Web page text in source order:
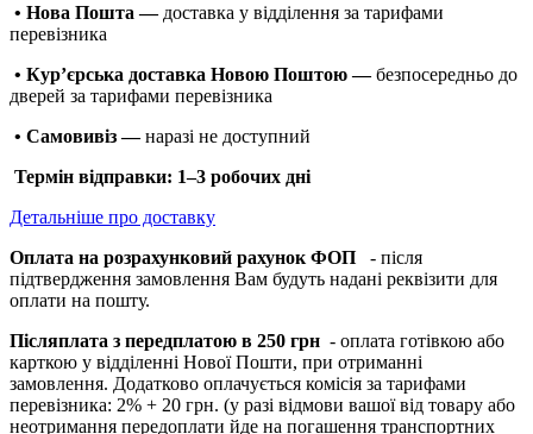
• Нова Пошта — доставка у відділення за тарифами
перевізника
• Кур’єрська доставка Новою Поштою —безпосередньо до
дверей за тарифами перевізника
• Самовивіз —наразі не доступний
Термін відправки: 1–3 робочих дні
Детальніше про доставку
Оплата на розрахунковий рахунок ФОП - після
підтвердження замовлення Вам будуть надані реквізити для
оплати на пошту.
Післяплата з передплатою в 250 грн - оплата готівкою або
карткою у відділенні Нової Пошти, при отриманні
замовлення. Додатково оплачується комісія за тарифами
перевізника: 2% + 20 грн. (у разі відмови вашої від товару або
неотримання передоплати йде на погашення транспортних